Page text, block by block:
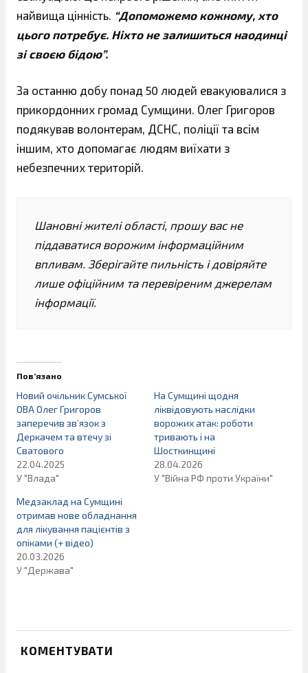
найвища цінність. “Допоможемо кожному, хто
цього потребує. Ніхто не залишиться наодинці
зі своєю бідою”.
За останню добу понад 50 людей евакуювалися з
прикордонних громад Сумщини. Олег Григоров
подякував волонтерам, ДСНС, поліції та всім
іншим, хто допомагає людям виїхати з
небезпечних територій.
Шановні жителі області, прошу вас не
піддаватися ворожим інформаційним
впливам. Зберігайте пильність і довіряйте
лише офіційним та перевіреним джерелам
інформації.
Пов’язано
Новий очільник Сумської
ОВА Олег Григоров
заперечив зв’язок з
Деркачем та втечу зі
Сватового
22.04.2025
У "Влада"
На Сумщині щодня
ліквідовують наслідки
ворожих атак: роботи
тривають і на
Шосткинщині
28.04.2026
У "Війна РФ проти України"
Медзаклад на Сумщині
отримав нове обладнання
для лікування пацієнтів з
опіками (+ відео)
20.03.2026
У "Держава"
КОМЕНТУВАТИ